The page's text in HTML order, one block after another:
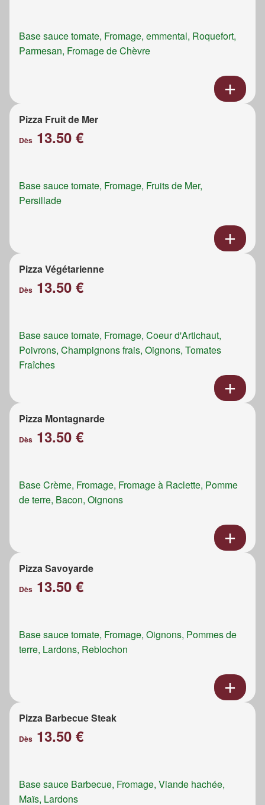
Base sauce tomate, Fromage, emmental, Roquefort,
Parmesan, Fromage de Chèvre
Pizza Fruit de Mer
Dès 13.50 €
Base sauce tomate, Fromage, Fruits de Mer,
Persillade
Pizza Végétarienne
Dès 13.50 €
Base sauce tomate, Fromage, Coeur d'Artichaut,
Poivrons, Champignons frais, Oignons, Tomates
Fraîches
Pizza Montagnarde
Dès 13.50 €
Base Crème, Fromage, Fromage à Raclette, Pomme
de terre, Bacon, Oignons
Pizza Savoyarde
Dès 13.50 €
Base sauce tomate, Fromage, Oignons, Pommes de
terre, Lardons, Reblochon
Pizza Barbecue Steak
Dès 13.50 €
Base sauce Barbecue, Fromage, Viande hachée,
Maïs, Lardons